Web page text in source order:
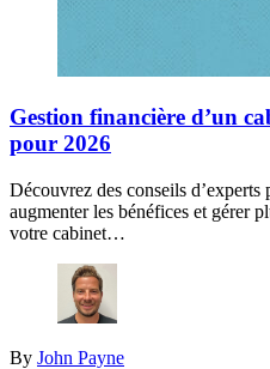
Gestion financière d’un
pour 2026
Découvrez des conseils
augmenter les bénéfices et gérer
votre cabinet…
By John Payne